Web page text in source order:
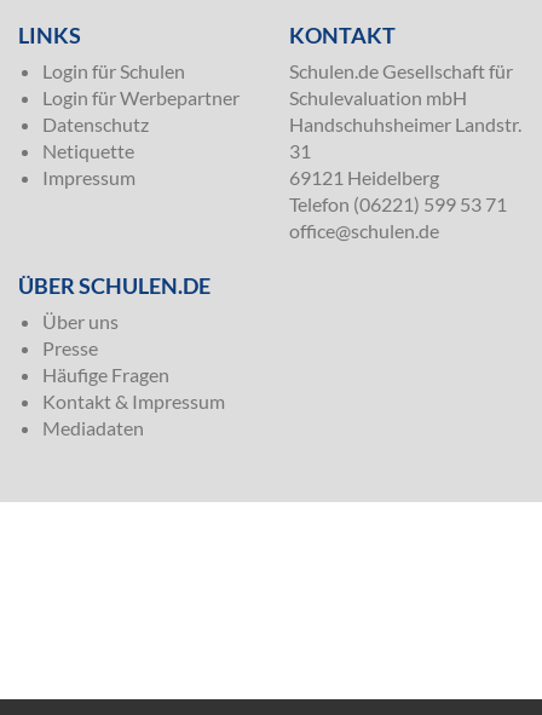
LINKS
Login für Schulen
Login für Werbepartner
Datenschutz
Netiquette
Impressum
KONTAKT
Schulen.de Gesellschaft für
Schulevaluation mbH
Handschuhsheimer Landstr.
31
69121 Heidelberg
Telefon (06221) 599 53 71
office@schulen.de
ÜBER SCHULEN.DE
Über uns
Presse
Häufige Fragen
Kontakt & Impressum
Mediadaten